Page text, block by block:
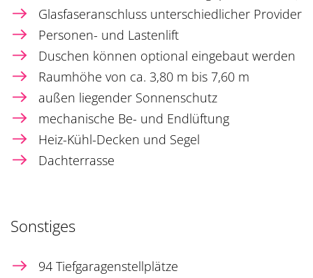
Glasfaseranschluss unterschiedlicher Provider
Personen- und Lastenlift
Duschen können optional eingebaut werden
Raumhöhe von ca. 3,80 m bis 7,60 m
außen liegender Sonnenschutz
mechanische Be- und Endlüftung
Heiz-Kühl-Decken und Segel
Dachterrasse
Sonstiges
94 Tiefgaragenstellplätze